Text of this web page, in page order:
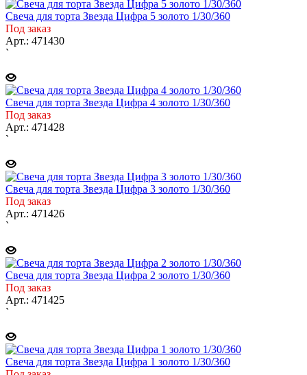
Свеча для торта Звезда Цифра 5 золото 1/30/360
Под заказ
Арт.: 471430
`
Свеча для торта Звезда Цифра 4 золото 1/30/360
Под заказ
Арт.: 471428
`
Свеча для торта Звезда Цифра 3 золото 1/30/360
Под заказ
Арт.: 471426
`
Свеча для торта Звезда Цифра 2 золото 1/30/360
Под заказ
Арт.: 471425
`
Свеча для торта Звезда Цифра 1 золото 1/30/360